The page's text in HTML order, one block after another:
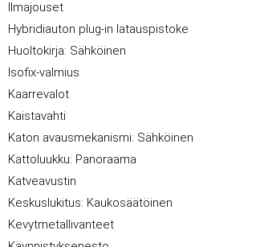
Ilmajouset
Hybridiauton plug-in latauspistoke
Huoltokirja: Sähköinen
Isofix-valmius
Kaarrevalot
Kaistavahti
Katon avausmekanismi: Sähköinen
Kattoluukku: Panoraama
Katveavustin
Keskuslukitus: Kaukosäätöinen
Kevytmetallivanteet